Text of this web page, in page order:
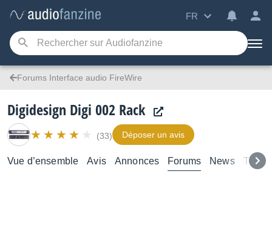
FR
Forums Interface audio FireWire
Digidesign Digi 002 Rack
(33) Déposer un avis
Vue d’ensemble Avis Annonces Forums News